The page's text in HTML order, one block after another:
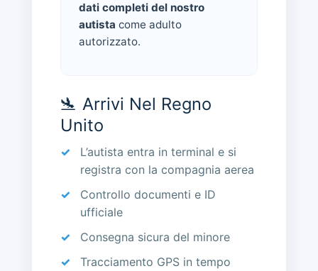
dati completi del nostro
autista come adulto
autorizzato.
🛬 Arrivi Nel Regno
Unito
L’autista entra in terminal e si
registra con la compagnia aerea
Controllo documenti e ID
ufficiale
Consegna sicura del minore
Tracciamento GPS in tempo